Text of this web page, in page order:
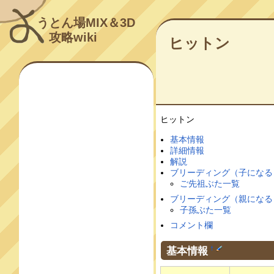
うとん場MIX＆3D
攻略wiki
ヒットン
ヒットン
基本情報
詳細情報
解説
ブリーディング（子にな
ご先祖ぶた一覧
ブリーディング（親にな
子孫ぶた一覧
コメント欄
基本情報 †